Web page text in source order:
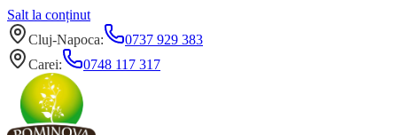
Salt la conținut
Cluj-Napoca:
0737 929 383
Carei: 0748 117 317